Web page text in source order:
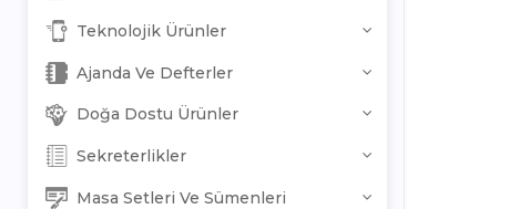
Teknolojik Ürünler
Ajanda Ve Defterler
Doğa Dostu Ürünler
Sekreterlikler
Masa Setleri Ve Sümenleri